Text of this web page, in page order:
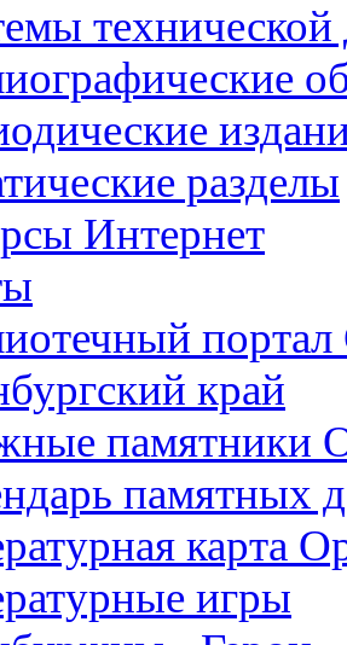
разделы
Интернет
портал
край
памятники
памятных
карта
игры